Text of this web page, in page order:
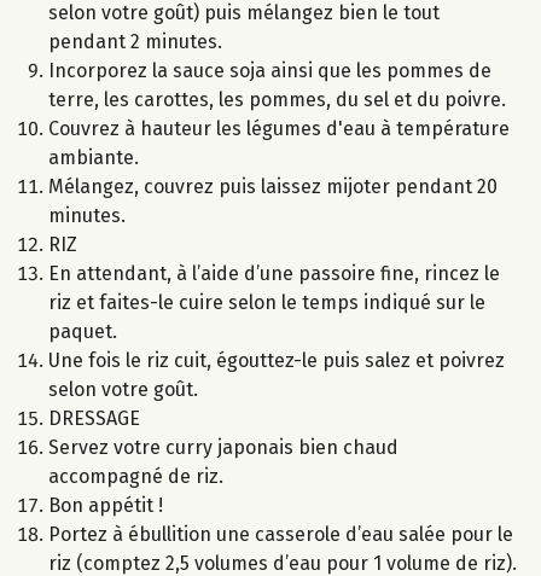
selon votre goût) puis mélangez bien le tout
pendant 2 minutes.
Incorporez la sauce soja ainsi que les pommes de
terre, les carottes, les pommes, du sel et du poivre.
Couvrez à hauteur les légumes d'eau à température
ambiante.
Mélangez, couvrez puis laissez mijoter pendant 20
minutes.
RIZ
En attendant, à l’aide d’une passoire fine, rincez le
riz et faites-le cuire selon le temps indiqué sur le
paquet.
Une fois le riz cuit, égouttez-le puis salez et poivrez
selon votre goût.
DRESSAGE
Servez votre curry japonais bien chaud
accompagné de riz.
Bon appétit !
Portez à ébullition une casserole d’eau salée pour le
riz (comptez 2,5 volumes d’eau pour 1 volume de riz).